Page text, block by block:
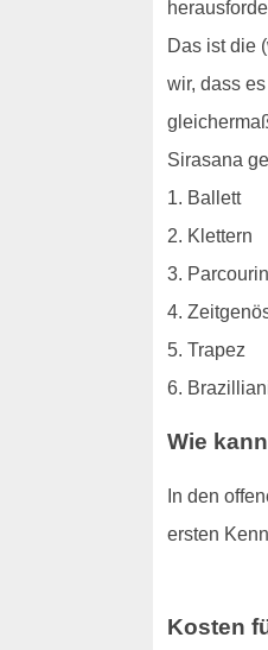
Das ist die
wir, dass
Sirasana
1. Ballett
2. Klettern
3.
4.
5. Trapez
6.
Wie
In den
ersten
Kosten